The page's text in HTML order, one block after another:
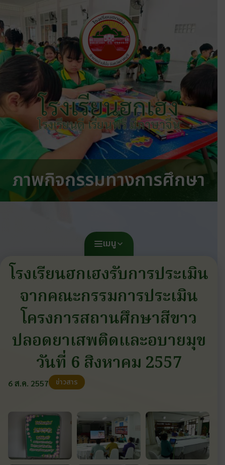
โรงเรียนฮกเฮง
โรงเรียนดี เรียนฟรี มีภาษาจีน
ภาพกิจกรรมทางการศึกษา
เมนู
โรงเรียนฮกเฮงรับการประเมิน
จากคณะกรรมการประเมิน
โครงการสถานศึกษาสีขาว
ปลอดยาเสพติดและอบายมุข
วันที่ 6 สิงหาคม 2557
6 ส.ค. 2557 ข่าวสาร